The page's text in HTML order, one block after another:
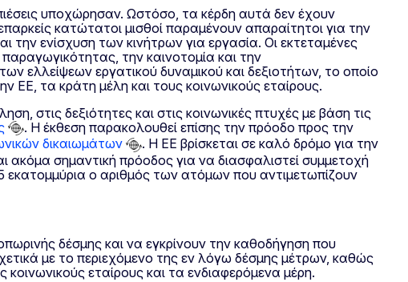
υποχώρησαν. Ωστόσο, τα κέρδη αυτά δεν έχουν
κατώτατοι μισθοί παραμένουν απαραίτητοι για την
ενίσχυση των κινήτρων για εργασία. Οι εκτεταμένες
την καινοτομία και την
ελλείψεων εργατικού δυναμικού και δεξιοτήτων, το οποίο
ΕΕ, τα κράτη μέλη και τους κοινωνικούς εταίρους.
στις δεξιότητες και στις κοινωνικές πτυχές με βάση τις
. Η έκθεση παρακολουθεί επίσης την πρόοδο προς την
δικαιωμάτων
. Η ΕΕ βρίσκεται σε καλό δρόμο για την
σημαντική πρόοδος για να διασφαλιστεί συμμετοχή
ο αριθμός των ατόμων που αντιμετωπίζουν
δέσμης και να εγκρίνουν την καθοδήγηση που
με το περιεχόμενο της εν λόγω δέσμης μέτρων, καθώς
εταίρους και τα ενδιαφερόμενα μέρη.